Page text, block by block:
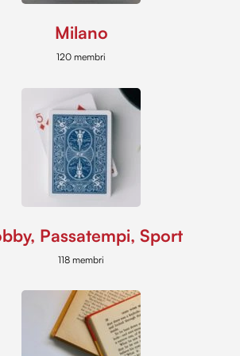
Milano
120 membri
Passatempi, Sport
118 membri